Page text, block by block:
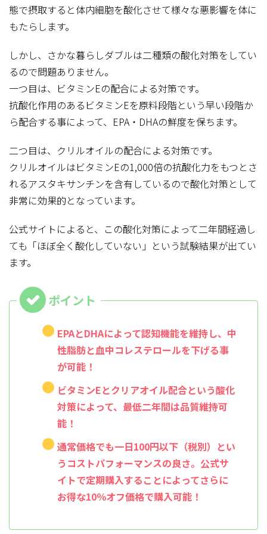
態で摂取すると体内細胞を酸化させて様々な悪影響を体に
もたらします。
しかし、さかな暮らしダブルは二種類の酸化対策をしてい
るので問題ありません。
一つ目は、ビタミンEの配合による対策です。
抗酸化作用のあるビタミンEを原料段階という早い段階か
ら配合する事によって、EPA・DHAの鮮度を保ちます。
二つ目は、クリルオイルの配合による対策です。
クリルオイルはビタミンEの1,000倍の抗酸化力をもつとさ
れるアスタキサンチンを含有しているので酸化対策として
非常に効果的となっています。
公式サイトによると、この酸化対策によって二年間経過し
ても「ほぼ全く酸化していない」という試験結果が出てい
ます。
EPAとDHAによって認知機能を維持し、中
性脂肪と血中コレステロールを下げる事
が可能！
ビタミンEとクリアオイル配合という酸化
対策によって、最低二年間は品質維持可
能！
通常価格でも一日100円以下（税別）とい
うコストパフォーマンスの良さ。公式サ
イトで定期購入することによってさらに
お得な10％オフ価格で購入可能！